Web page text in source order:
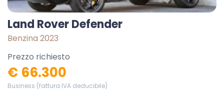
Land Rover Defender
Benzina 2023
Prezzo richiesto
€ 66.300
Business (fattura IVA deducibile)